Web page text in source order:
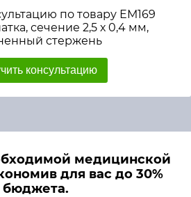
по товару ЕМ169
сечение 2,5 х 0,4 мм,
стержень
консультацию
медицинской
для вас до 30%
бюджета.